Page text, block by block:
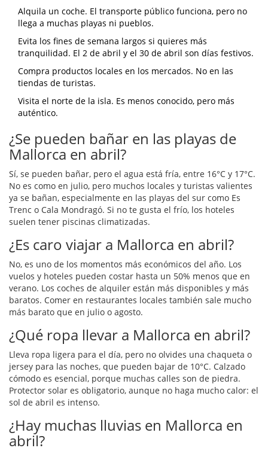
Alquila un coche. El transporte público funciona, pero no
llega a muchas playas ni pueblos.
Evita los fines de semana largos si quieres más
tranquilidad. El 2 de abril y el 30 de abril son días festivos.
Compra productos locales en los mercados. No en las
tiendas de turistas.
Visita el norte de la isla. Es menos conocido, pero más
auténtico.
¿Se pueden bañar en las playas de
Mallorca en abril?
Sí, se pueden bañar, pero el agua está fría, entre 16°C y 17°C.
No es como en julio, pero muchos locales y turistas valientes
ya se bañan, especialmente en las playas del sur como Es
Trenc o Cala Mondragó. Si no te gusta el frío, los hoteles
suelen tener piscinas climatizadas.
¿Es caro viajar a Mallorca en abril?
No, es uno de los momentos más económicos del año. Los
vuelos y hoteles pueden costar hasta un 50% menos que en
verano. Los coches de alquiler están más disponibles y más
baratos. Comer en restaurantes locales también sale mucho
más barato que en julio o agosto.
¿Qué ropa llevar a Mallorca en abril?
Lleva ropa ligera para el día, pero no olvides una chaqueta o
jersey para las noches, que pueden bajar de 10°C. Calzado
cómodo es esencial, porque muchas calles son de piedra.
Protector solar es obligatorio, aunque no haga mucho calor: el
sol de abril es intenso.
¿Hay muchas lluvias en Mallorca en
abril?